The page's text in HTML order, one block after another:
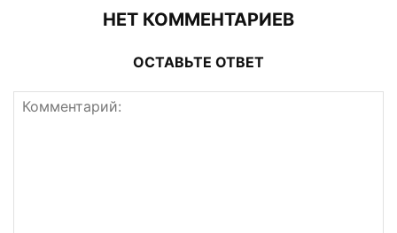
НЕТ КОММЕНТАРИЕВ
ОСТАВЬТЕ ОТВЕТ